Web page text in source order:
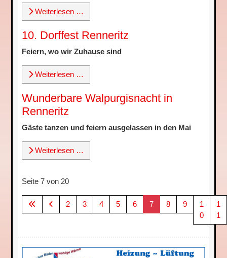
Weiterlesen …
10. Dorffest Renneritz
Feiern, wo wir Zuhause sind
Weiterlesen …
Wunderbare Walpurgisnacht in
Renneritz
Gäste tanzen und feiern ausgelassen in den Mai
Weiterlesen …
Seite 7 von 20
2 3 4 5 6 7 8 9
1
0
1
1